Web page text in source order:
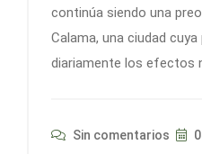
continúa siendo una
Calama, una ciudad
diariamente los efectos
Sin comentarios